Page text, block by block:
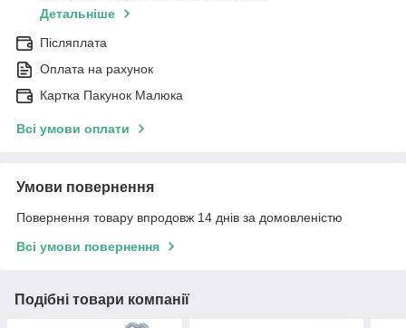
Детальніше
Післяплата
Оплата на рахунок
Картка Пакунок Малюка
Всі умови оплати
Умови повернення
Повернення товару впродовж 14 днів за домовленістю
Всі умови повернення
Подібні товари компанії